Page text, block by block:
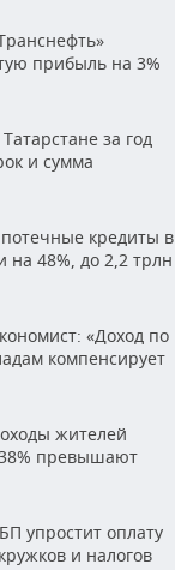
прибыль на 3%
за год
и сумма
кредиты в
на 48%, до 2,2 трлн
«Доход по
компенсирует
жителей
превышают
упростит оплату
и налогов